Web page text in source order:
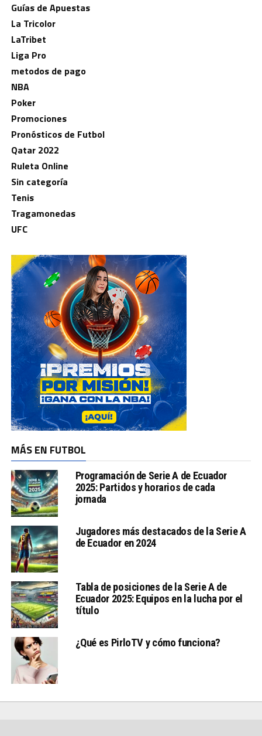
Guías de Apuestas
La Tricolor
LaTribet
Liga Pro
metodos de pago
NBA
Poker
Promociones
Pronósticos de Futbol
Qatar 2022
Ruleta Online
Sin categoría
Tenis
Tragamonedas
UFC
MÁS EN FUTBOL
Programación de Serie A de Ecuador
2025: Partidos y horarios de cada
jornada
Jugadores más destacados de la Serie A
de Ecuador en 2024
Tabla de posiciones de la Serie A de
Ecuador 2025: Equipos en la lucha por el
título
¿Qué es PirloTV y cómo funciona?